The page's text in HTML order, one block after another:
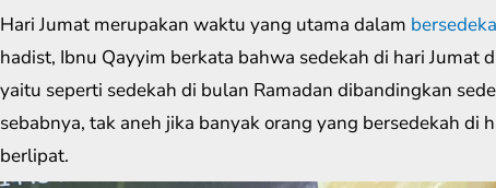
Hari Jumat merupakan waktu yang utama dalam
hadist, Ibnu Qayyim berkata bahwa sedekah di hari Jumat
yaitu seperti sedekah di bulan Ramadan dibandingkan
sebabnya, tak aneh jika banyak orang yang bersedekah di
berlipat.